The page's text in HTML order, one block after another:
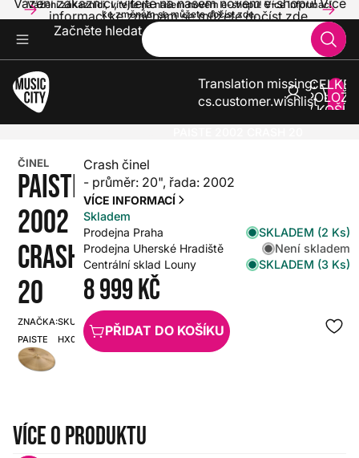
Vážení zákazníci, vítejte na našem novém e-shopu! Více informací
ke změnám se můžete dočíst zde.
Vážení zákazníci, vítejte na našem novém e-shopu! Více
informací ke změnám se můžete dočíst zde.
Začněte hledat
Translation missing:
cs.customer.wishlist
V
0
ČINEL
PAISTE
2002
CRASH
20
ZNAČKA:
PAISTE
SKU:
HX0000000003016
Crash činel
- průměr: 20", řada: 2002
VÍCE INFORMACÍ
Skladem
Prodejna Praha
SKLADEM (2 Ks)
Prodejna Uherské Hradiště
Není skladem
Centrální sklad Louny
SKLADEM (3 Ks)
8 999 Kč
PŘIDAT DO KOŠÍKU
Více o produktu